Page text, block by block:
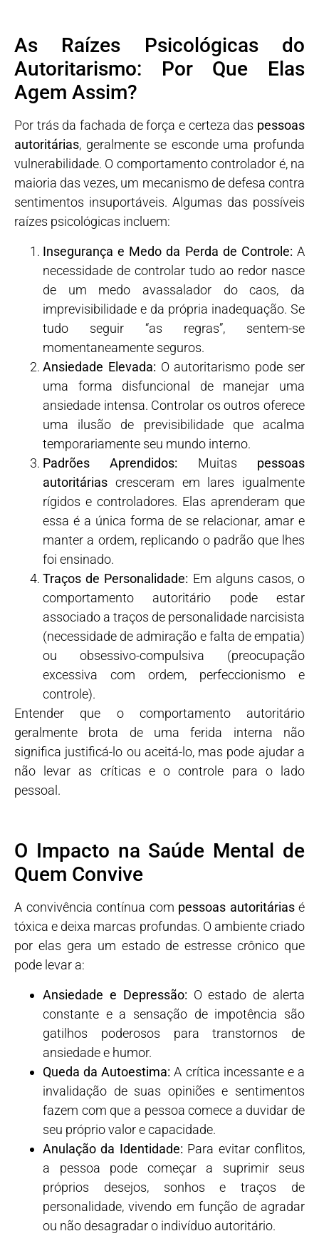
As Raízes Psicológicas do
Autoritarismo: Por Que Elas
Agem Assim?
Por trás da fachada de força e certeza das pessoas
autoritárias, geralmente se esconde uma profunda
vulnerabilidade. O comportamento controlador é, na
maioria das vezes, um mecanismo de defesa contra
sentimentos insuportáveis. Algumas das possíveis
raízes psicológicas incluem:
Insegurança e Medo da Perda de Controle: A
necessidade de controlar tudo ao redor nasce
de um medo avassalador do caos, da
imprevisibilidade e da própria inadequação. Se
tudo seguir “as regras”, sentem-se
momentaneamente seguros.
Ansiedade Elevada: O autoritarismo pode ser
uma forma disfuncional de manejar uma
ansiedade intensa. Controlar os outros oferece
uma ilusão de previsibilidade que acalma
temporariamente seu mundo interno.
Padrões Aprendidos: Muitas pessoas
autoritárias cresceram em lares igualmente
rígidos e controladores. Elas aprenderam que
essa é a única forma de se relacionar, amar e
manter a ordem, replicando o padrão que lhes
foi ensinado.
Traços de Personalidade: Em alguns casos, o
comportamento autoritário pode estar
associado a traços de personalidade narcisista
(necessidade de admiração e falta de empatia)
ou obsessivo-compulsiva (preocupação
excessiva com ordem, perfeccionismo e
controle).
Entender que o comportamento autoritário
geralmente brota de uma ferida interna não
significa justificá-lo ou aceitá-lo, mas pode ajudar a
não levar as críticas e o controle para o lado
pessoal.
O Impacto na Saúde Mental de
Quem Convive
A convivência contínua com pessoas autoritáriasé
tóxica e deixa marcas profundas. O ambiente criado
por elas gera um estado de estresse crônico que
pode levar a:
Ansiedade e Depressão: O estado de alerta
constante e a sensação de impotência são
gatilhos poderosos para transtornos de
ansiedade e humor.
Queda da Autoestima: A crítica incessante e a
invalidação de suas opiniões e sentimentos
fazem com que a pessoa comece a duvidar de
seu próprio valor e capacidade.
Anulação da Identidade: Para evitar conflitos,
a pessoa pode começar a suprimir seus
próprios desejos, sonhos e traços de
personalidade, vivendo em função de agradar
ou não desagradar o indivíduo autoritário.